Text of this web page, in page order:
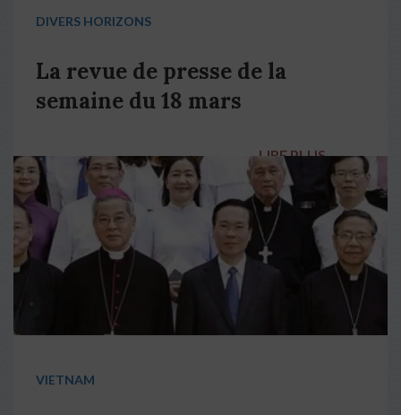
DIVERS HORIZONS
La revue de presse de la
semaine du 18 mars
LIRE PLUS →
VIETNAM